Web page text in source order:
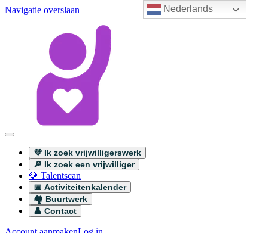
Nederlands
Navigatie overslaan
💜 Ik zoek vrijwilligerswerk
🔎 Ik zoek een vrijwilliger
💎 Talentscan
📅 Activiteitenkalender
🏘️ Buurtwerk
👤 Contact